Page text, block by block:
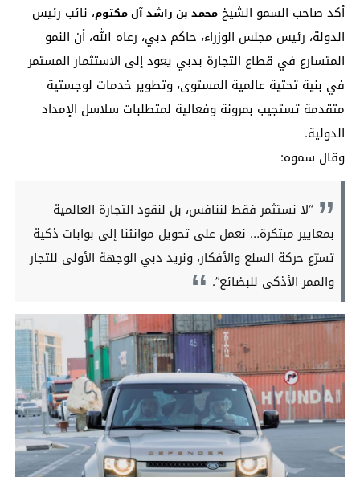
أكد صاحب السمو الشيخ محمد بن راشد آل مكتوم، نائب رئيس
الدولة، رئيس مجلس الوزراء، حاكم دبي، رعاه الله، أن النمو
المتسارع في قطاع التجارة بدبي يعود إلى الاستثمار المستمر
في بنية تحتية عالمية المستوى، وتطوير خدمات لوجستية
متقدمة تستجيب بمرونة وفعالية لمتطلبات سلاسل الإمداد
الدولية.
وقال سموه:
“لا نستثمر فقط لننافس، بل لنقود التجارة العالمية
بمعايير مبتكرة… نعمل على تحويل موانئنا إلى بوابات ذكية
تسرّع حركة السلع والأفكار، ونريد دبي الوجهة الأولى للتجار
والممر الأذكى للبضائع”.